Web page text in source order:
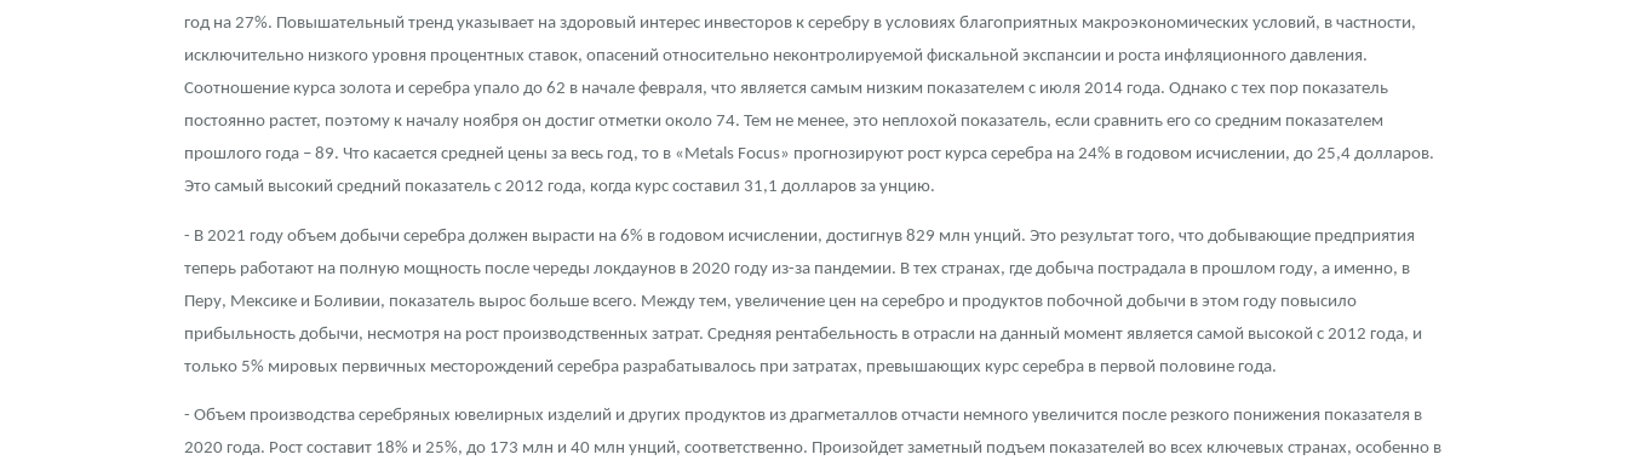
год на 27%. Повышательный тренд указывает на здоровый интерес инвесторов к серебру в условиях благоприятных макроэкономических условий, в частности,
исключительно низкого уровня процентных ставок, опасений относительно неконтролируемой фискальной экспансии и роста инфляционного давления.
Соотношение курса золота и серебра упало до 62 в начале февраля, что является самым низким показателем с июля 2014 года. Однако с тех пор показатель
постоянно растет, поэтому к началу ноября он достиг отметки около 74. Тем не менее, это неплохой показатель, если сравнить его со средним показателем
прошлого года – 89. Что касается средней цены за весь год, то в «Metals Focus» прогнозируют рост курса серебра на 24% в годовом исчислении, до 25,4 долларов.
Это самый высокий средний показатель с 2012 года, когда курс составил 31,1 долларов за унцию.
- В 2021 году объем добычи серебра должен вырасти на 6% в годовом исчислении, достигнув 829 млн унций. Это результат того, что добывающие предприятия
теперь работают на полную мощность после череды локдаунов в 2020 году из-за пандемии. В тех странах, где добыча пострадала в прошлом году, а именно, в
Перу, Мексике и Боливии, показатель вырос больше всего. Между тем, увеличение цен на серебро и продуктов побочной добычи в этом году повысило
прибыльность добычи, несмотря на рост производственных затрат. Средняя рентабельность в отрасли на данный момент является самой высокой с 2012 года, и
только 5% мировых первичных месторождений серебра разрабатывалось при затратах, превышающих курс серебра в первой половине года.
- Объем производства серебряных ювелирных изделий и других продуктов из драгметаллов отчасти немного увеличится после резкого понижения показателя в
2020 года. Рост составит 18% и 25%, до 173 млн и 40 млн унций, соответственно. Произойдет заметный подъем показателей во всех ключевых странах, особенно в